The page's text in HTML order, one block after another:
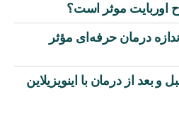
اوربایت موثر است؟
اندازه درمان حرفه‌ای مؤثر
و بعد از درمان با اینویزیلاین